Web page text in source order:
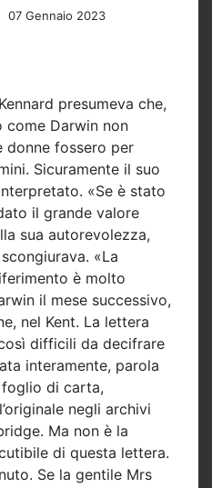
07 Gennaio 2023
presumeva che,
come Darwin non
donne fossero per
Sicuramente il suo
«Se è stato
il grande valore
sua autorevolezza,
«La
è molto
il mese successivo,
nel Kent. La lettera
difficili da decifrare
interamente, parola
di carta,
negli archivi
Ma non è la
di questa lettera.
Se la gentile Mrs